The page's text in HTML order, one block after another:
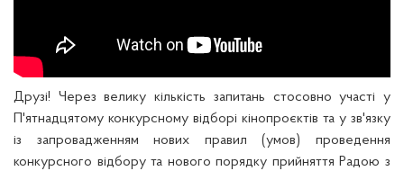
Друзі! Через велику кількість запитань стосовно участі у
П'ятнадцятому конкурсному відборі кінопроєктів та у зв'язку
із запровадженням нових правил (умов) проведення
конкурсного відбору та нового порядку прийняття Радою з